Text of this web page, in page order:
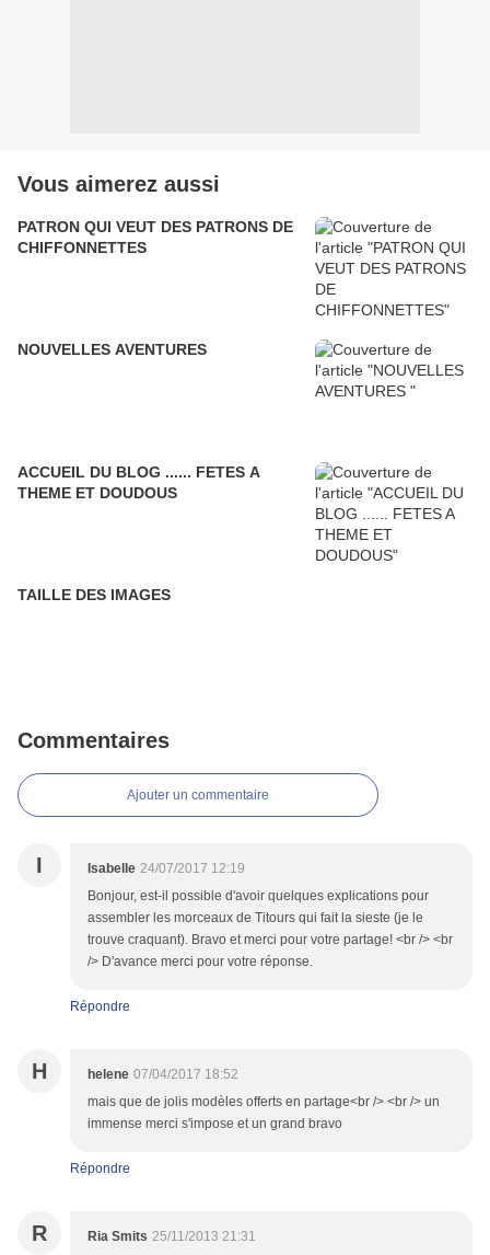
Vous aimerez aussi
PATRON QUI VEUT DES PATRONS DE
CHIFFONNETTES
NOUVELLES AVENTURES
ACCUEIL DU BLOG ...... FETES A
THEME ET DOUDOUS
TAILLE DES IMAGES
Commentaires
Ajouter un commentaire
I Isabelle 24/07/2017 12:19
Bonjour, est-il possible d'avoir quelques explications pour
assembler les morceaux de Titours qui fait la sieste (je le
trouve craquant). Bravo et merci pour votre partage! <br /> <br
/> D'avance merci pour votre réponse.
Répondre
H helene 07/04/2017 18:52
mais que de jolis modèles offerts en partage<br /> <br /> un
immense merci s'impose et un grand bravo
Répondre
R Ria Smits 25/11/2013 21:31